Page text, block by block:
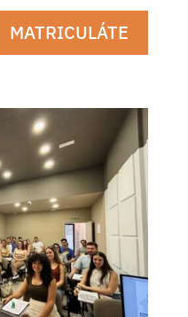
MATRICULÁTE